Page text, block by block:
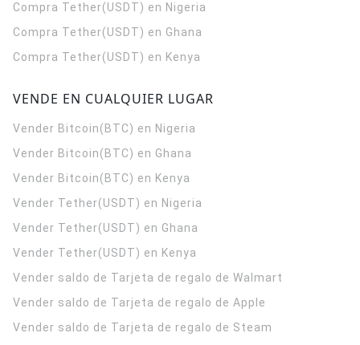
Compra Tether(USDT) en Nigeria
Compra Tether(USDT) en Ghana
Compra Tether(USDT) en Kenya
VENDE EN CUALQUIER LUGAR
Vender Bitcoin(BTC) en Nigeria
Vender Bitcoin(BTC) en Ghana
Vender Bitcoin(BTC) en Kenya
Vender Tether(USDT) en Nigeria
Vender Tether(USDT) en Ghana
Vender Tether(USDT) en Kenya
Vender saldo de Tarjeta de regalo de Walmart
Vender saldo de Tarjeta de regalo de Apple
Vender saldo de Tarjeta de regalo de Steam